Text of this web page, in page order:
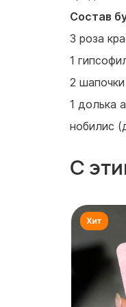
Состав
3 роза
1
2
1 долька
нобилис
С